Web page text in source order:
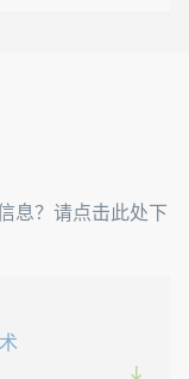
P（标
件时，时常出现
息？请点击此处下